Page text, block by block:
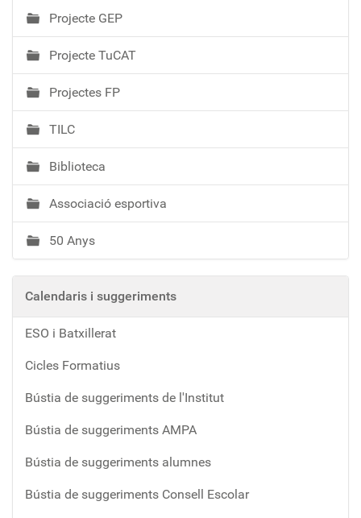
Projecte GEP
Projecte TuCAT
Projectes FP
TILC
Biblioteca
Associació esportiva
50 Anys
Calendaris i suggeriments
ESO i Batxillerat
Cicles Formatius
Bústia de suggeriments de l'Institut
Bústia de suggeriments AMPA
Bústia de suggeriments alumnes
Bústia de suggeriments Consell Escolar